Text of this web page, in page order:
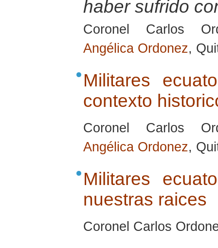
haber sufrido
Coronel Carlos
Angélica Ordonez,
Militares
contexto
Coronel Carlos
Angélica Ordonez,
Militares
nuestras raices
Coronel Carlos